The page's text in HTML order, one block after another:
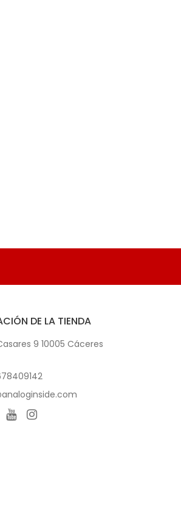
DE LA TIENDA
9 10005 Cáceres